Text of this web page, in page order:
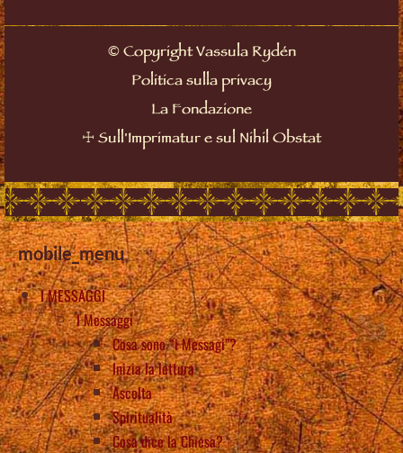
©Copyright Vassula Rydén
Politica sulla privacy
La Fondazione
☩ Sull'Imprimatur e sul Nihil Obstat
mobile_menu
I MESSAGGI
I Messaggi
Cosa sono “i Messagi”?
Inizia la lettura
Ascolta
Spiritualità
Cosa dice la Chiesa?